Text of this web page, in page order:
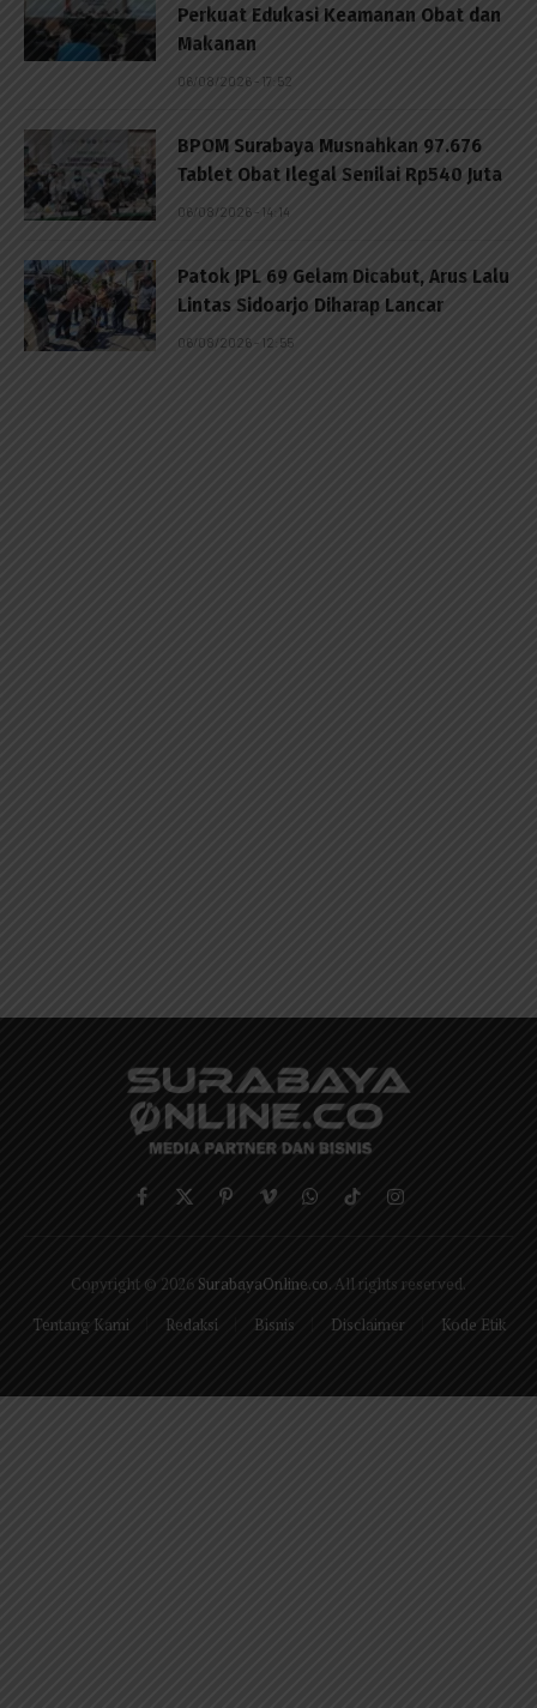
Perkuat Edukasi Keamanan Obat dan
Makanan
06/08/2026 - 17:52
BPOM Surabaya Musnahkan 97.676
Tablet Obat Ilegal Senilai Rp540 Juta
06/08/2026 - 14:14
Patok JPL 69 Gelam Dicabut, Arus Lalu
Lintas Sidoarjo Diharap Lancar
06/08/2026 - 12:55
Facebook
X
PinterestVimeoWhatsApp
TikTokInstagram
Copyright © 2026 SurabayaOnline.co. All rights reserved.
Tentang Kami
Redaksi Bisnis Disclaimer Kode Etik